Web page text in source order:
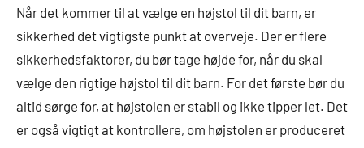
Når det kommer til at vælge en højstol til dit barn, er
sikkerhed det vigtigste punkt at overveje. Der er flere
sikkerhedsfaktorer, du bør tage højde for, når du skal
vælge den rigtige højstol til dit barn. For det første bør du
altid sørge for, at højstolen er stabil og ikke tipper let. Det
er også vigtigt at kontrollere, om højstolen er produceret